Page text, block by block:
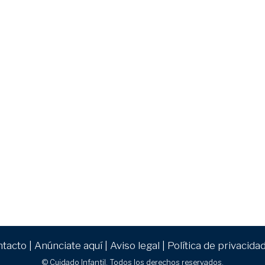
Anúnciate aquí| Aviso legal Política de privacidad
© Cuidado Infantil. Todos los derechos reservados.